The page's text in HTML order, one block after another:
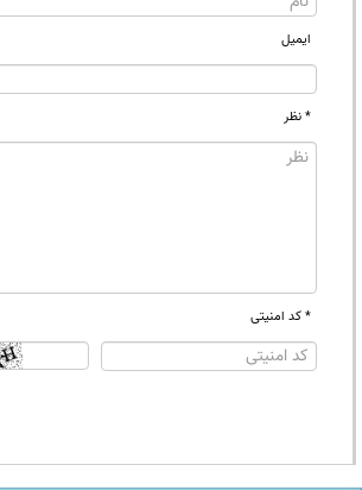
ایمیل
* نظر
* کد امنیتی